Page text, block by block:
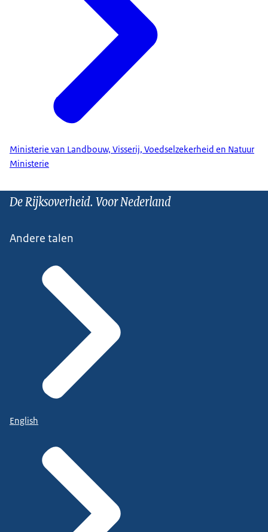
Ministerie van Landbouw, Visserij, Voedselzekerheid en Natuur
Ministerie
De Rijksoverheid. Voor Nederland
Andere talen
English